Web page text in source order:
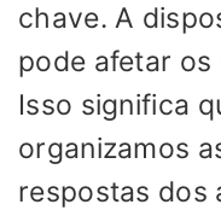
chave. A
pode afetar
Isso significa
organizamos
respostas dos